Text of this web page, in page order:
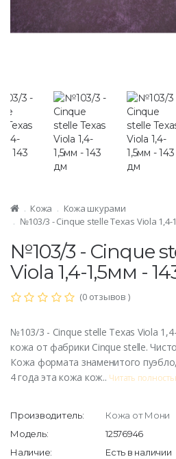
Кожа
Кожа шкурами
№103/3 - Cinque stelle Texas Viola 1,4-
№103/3 - Cinque
Viola 1,4-1,5мм -
(0 отзывов )
№103/3 - Cinque stelle Texas Viola
кожа от фабрики Cinque stelle.
Кожа формата знаменитого
4 года эта кожа кож.. Читать
Производитель:
Кожа от Мони
Модель:
12576946
Наличие:
Есть в наличии